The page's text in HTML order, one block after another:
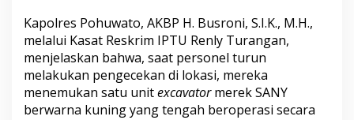
Kapolres Pohuwato, AKBP H. Busroni, S.I.K., M.H.,
melalui Kasat Reskrim IPTU Renly Turangan,
menjelaskan bahwa, saat personel turun
melakukan pengecekan di lokasi, mereka
menemukan satu unitexcavatormerek SANY
berwarna kuning yang tengah beroperasi secara